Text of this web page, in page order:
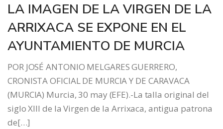
LA IMAGEN DE LA VIRGEN DE LA
ARRIXACA SE EXPONE EN EL
AYUNTAMIENTO DE MURCIA
POR JOSÉ ANTONIO MELGARES GUERRERO,
CRONISTA OFICIAL DE MURCIA Y DE CARAVACA
(MURCIA) Murcia, 30 may (EFE).-La talla original del
siglo XIII de la Virgen de la Arrixaca, antigua patrona
de[…]